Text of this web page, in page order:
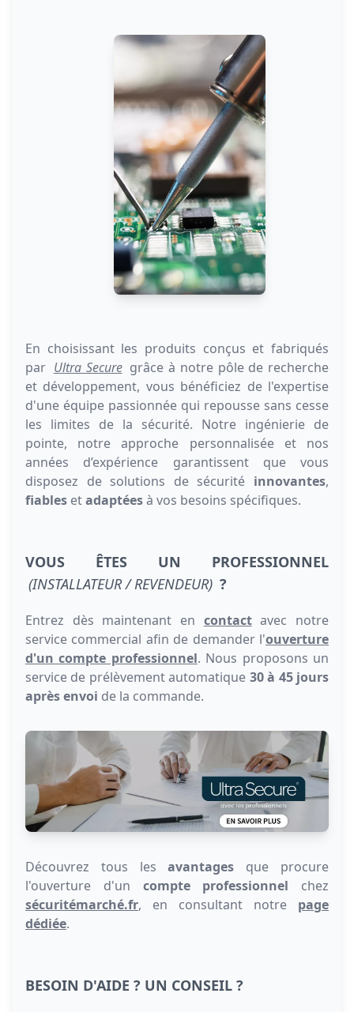
En choisissant les produits conçus et fabriqués
par Ultra Secure grâce à notre pôle de recherche
et développement, vous bénéficiez de l'expertise
d'une équipe passionnée qui repousse sans cesse
les limites de la sécurité. Notre ingénierie de
pointe, notre approche personnalisée et nos
années d’expérience garantissent que vous
disposez de solutions de sécurité innovantes,
fiables etadaptéesà vos besoins spécifiques.
VOUS ÊTES UN PROFESSIONNEL
(INSTALLATEUR / REVENDEUR) ?
Entrez dès maintenant en contactavec notre
service commercial afin de demander l'ouverture
d'un compte professionnel. Nous proposons un
service de prélèvement automatique 30 à 45 jours
après envoi de la commande.
Découvrez tous lesavantages que procure
l'ouverture d'un compte professionnel chez
sécuritémarché.fr, en consultant notre page
dédiée.
BESOIN D'AIDE ? UN CONSEIL ?